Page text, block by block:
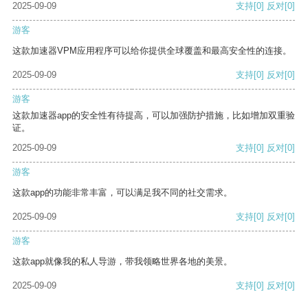
2025-09-09 支持[0] 反对[0]
游客
这款加速器VPM应用程序可以给你提供全球覆盖和最高安全性的连接。
2025-09-09 支持[0] 反对[0]
游客
这款加速器app的安全性有待提高，可以加强防护措施，比如增加双重验
证。
2025-09-09
支持[0] 反对[0]
游客
这款app的功能非常丰富，可以满足我不同的社交需求。
2025-09-09 支持[0] 反对[0]
游客
这款app就像我的私人导游，带我领略世界各地的美景。
2025-09-09 支持[0] 反对[0]